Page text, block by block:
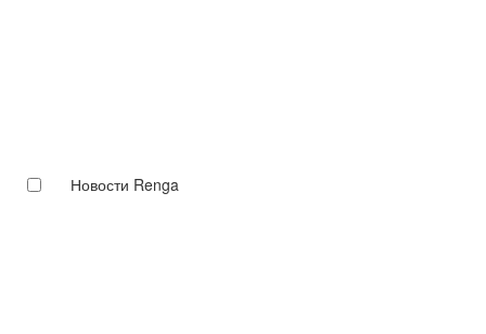
Новости Renga